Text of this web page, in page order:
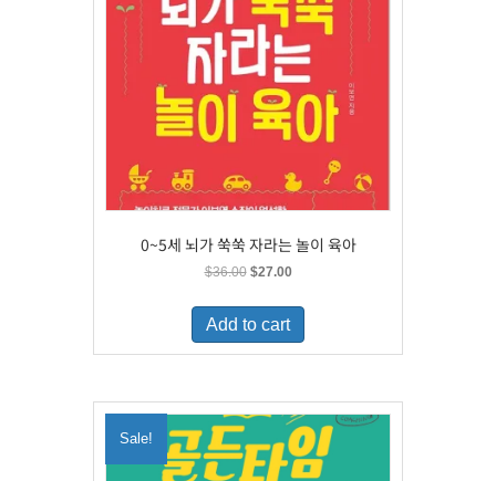
0~5세 뇌가 쑥쑥 자라는 놀이 육아
$36.00 Original
was:
$36.00.
$27.00Current
is:
$27.00.
Add to cart
Sale!